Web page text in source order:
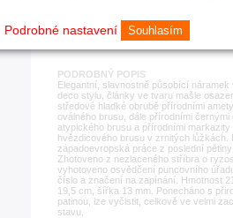
PODROBNÝ POPIS
Elegantní, slavnostně působící náramek
deco stylu, články ve tvaru mašle
středové hladké obrubě přírodními
oválného brusu, dále přírodními černými
atypického brusu a přírodními markazity
hvězdicového brusu v zrnitých lůžkách.
západoevropská práce z poslední pětiny
Zhotoveno z nezlaceného stříbra o
vyhotoveno osvědčení puncovního
číslo a značení na zapínání. Hmotnost
19,5 cm, šířka 13 mm. Ponecháno s
patinou, lze vyčistit, celkově ve velmi
stavu.
Podrobné nastavení Souhlasím